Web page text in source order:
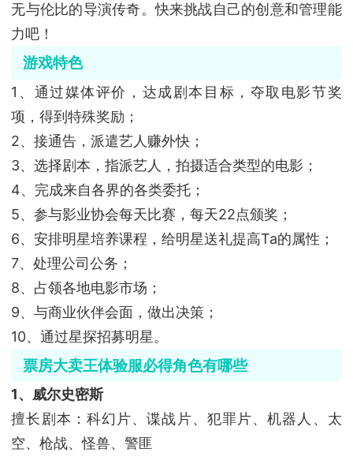
无与伦比的导演传奇。快来挑战自己的创意和管理能
力吧！
游戏特色
1、通过媒体评价，达成剧本目标，夺取电影节奖
项，得到特殊奖励；
2、接通告，派遣艺人赚外快；
3、选择剧本，指派艺人，拍摄适合类型的电影；
4、完成来自各界的各类委托；
5、参与影业协会每天比赛，每天22点颁奖；
6、安排明星培养课程，给明星送礼提高Ta的属性；
7、处理公司公务；
8、占领各地电影市场；
9、与商业伙伴会面，做出决策；
10、通过星探招募明星。
票房大卖王体验服必得角色有哪些
1、威尔史密斯
擅长剧本：科幻片、谍战片、犯罪片、机器人、太
空、枪战、怪兽、警匪